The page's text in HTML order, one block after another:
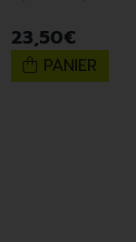
23,50€
PANIER